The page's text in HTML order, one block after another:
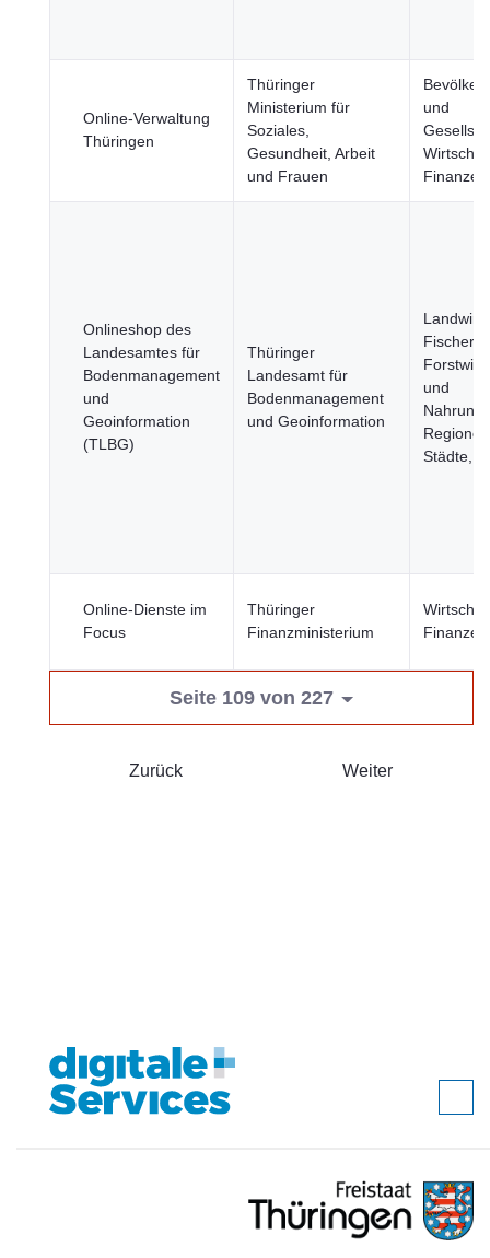
Online-Verwaltung
Thüringen
Thüringer
Ministerium für
Soziales,
Gesundheit, Arbeit
und Frauen
und
Finanzen
Onlineshop des
Landesamtes für
Bodenmanagement
und
Geoinformation
(TLBG)
Thüringer
Landesamt für
Bodenmanagement
und Geoinformation
Fischerei,
und
Städte,
Online-Dienste im
Focus
Thüringer
Finanzministerium
Finanzen
Seite 109 von 227
Zurück Weiter